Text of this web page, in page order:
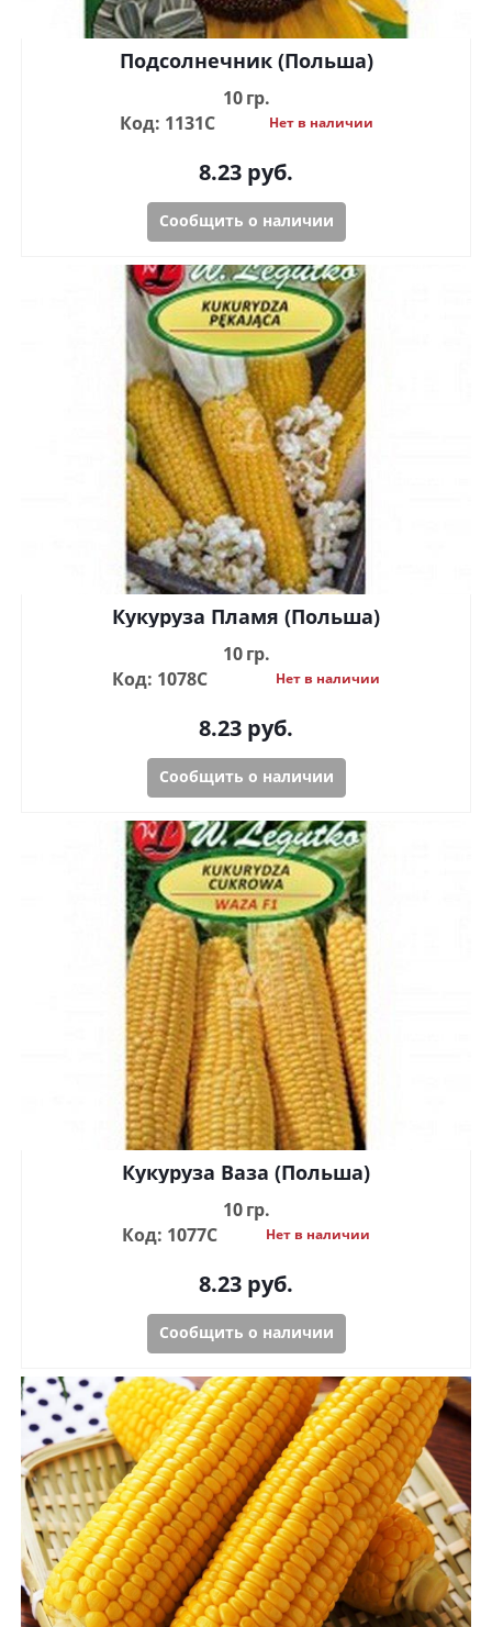
Подсолнечник (Польша)
10 гр.
Код: 1131С
Нет в наличии
8.23 руб.
Сообщить о наличии
Кукуруза Пламя (Польша)
10 гр.
Код: 1078С
Нет в наличии
8.23 руб.
Сообщить о наличии
Кукуруза Ваза (Польша)
10 гр.
Код: 1077С
Нет в наличии
8.23 руб.
Сообщить о наличии